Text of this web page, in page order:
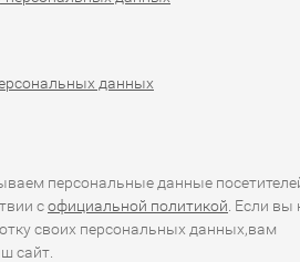
данных
персональные данные
софициальной политикой . Если вы
своих персональных данных,вам
сайт.